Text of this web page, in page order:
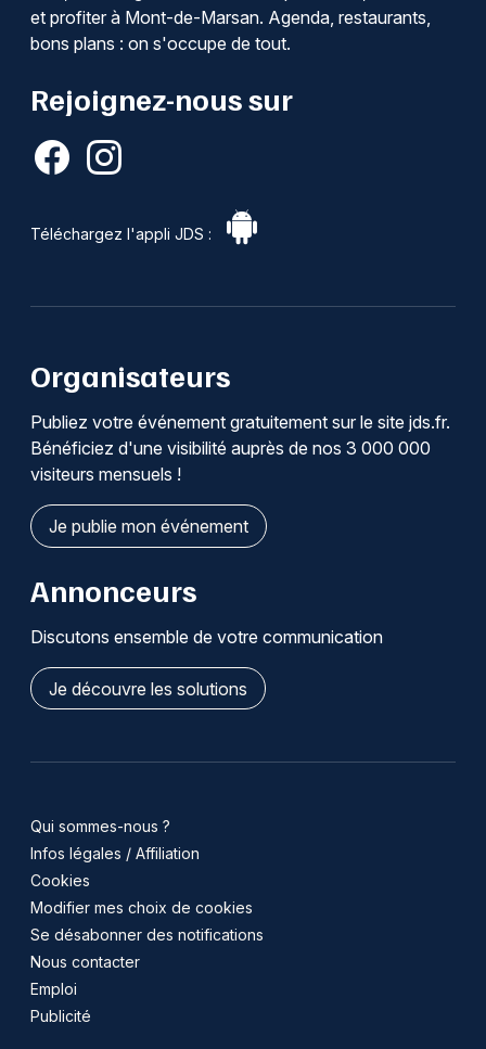
et profiter à Mont-de-Marsan. Agenda, restaurants,
bons plans : on s'occupe de tout.
Rejoignez-nous sur
Téléchargez l'appli JDS :
Organisateurs
Publiez votre événement gratuitement sur le site jds.fr.
Bénéficiez d'une visibilité auprès de nos 3 000 000
visiteurs mensuels !
Je publie mon événement
Annonceurs
Discutons ensemble de votre communication
Je découvre les solutions
Qui sommes-nous ?
Infos légales / Affiliation
Cookies
Modifier mes choix de cookies
Se désabonner des notifications
Nous contacter
Emploi
Publicité